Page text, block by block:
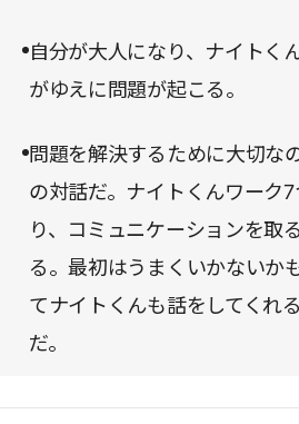
自分が大人になり、ナイトく
がゆえに問題が起こる。
問題を解決するために大切な
の対話だ。ナイトくんワーク
り、コミュニケーションを取
る。最初はうまくいかないか
てナイトくんも話をしてくれ
だ。